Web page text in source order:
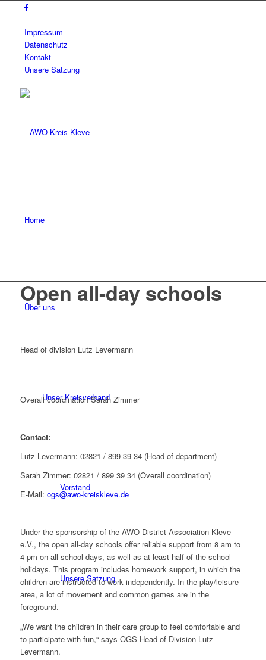
Impressum
Datenschutz
Kontakt
Unsere Satzung
Home
Über uns
Unser Kreisverband
Vorstand
Unsere Satzung
Open all-day schools
Head of division Lutz Levermann
Overall coordination Sarah Zimmer
Contact:
Lutz Levermann: 02821 / 899 39 34 (Head of department)
Sarah Zimmer: 02821 / 899 39 34 (Overall coordination)
E-Mail: ogs@awo-kreiskleve.de
Under the sponsorship of the AWO District Association Kleve
e.V., the open all-day schools offer reliable support from 8 am to
4 pm on all school days, as well as at least half of the school
holidays. This program includes homework support, in which the
children are instructed to work independently. In the play/leisure
area, a lot of movement and common games are in the
foreground.
„We want the children in their care group to feel comfortable and
to participate with fun,“ says OGS Head of Division Lutz
Levermann.